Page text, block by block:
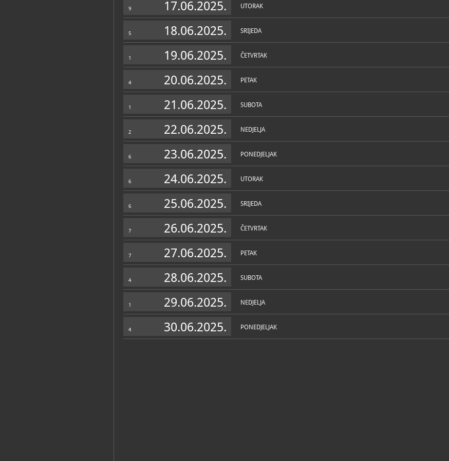
9 17.06.2025. UTORAK
5 18.06.2025. SRIJEDA
1 19.06.2025. ČETVRTAK
4 20.06.2025. PETAK
1 21.06.2025. SUBOTA
2 22.06.2025. NEDJELJA
6 23.06.2025. PONEDJELJAK
6 24.06.2025. UTORAK
6 25.06.2025. SRIJEDA
7 26.06.2025. ČETVRTAK
7 27.06.2025. PETAK
4 28.06.2025. SUBOTA
1 29.06.2025. NEDJELJA
4 30.06.2025. PONEDJELJAK